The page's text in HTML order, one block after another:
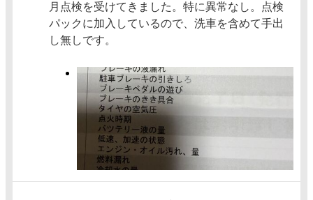
月点検を受けてきました。特に異常なし。点検
パックに加入しているので、洗車を含めて手出
し無しです。